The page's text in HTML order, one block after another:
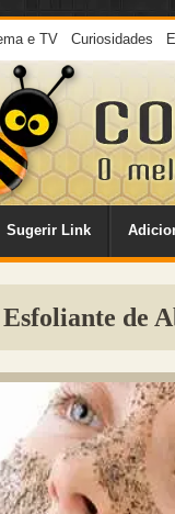
e TV Curiosidades
Sugerir Link
Esfoliante de